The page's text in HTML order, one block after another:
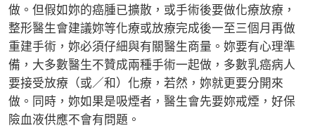
做。但假如妳的癌腫已擴散，或手術後要做化療放療，
整形醫生會建議妳等化療或放療完成後一至三個月再做
重建手術，妳必須仔細與有關醫生商量。妳要有心理準
備，大多數醫生不贊成兩種手術一起做，多數乳癌病人
要接受放療（或／和）化療，若然，妳就更要分開來
做。同時，妳如果是吸煙者，醫生會先要妳戒煙，好保
險血液供應不會有問題。